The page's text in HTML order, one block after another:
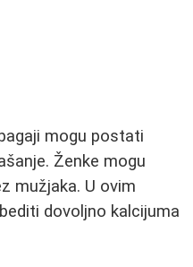
mogu postati
Ženke mogu
mužjaka. U ovim
dovoljno kalcijuma